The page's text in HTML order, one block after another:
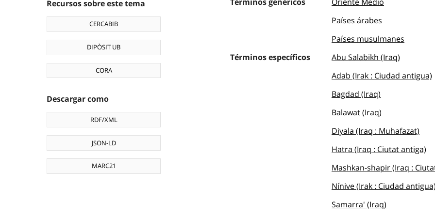
Recursos sobre este tema
CERCABIB
DIPÒSIT UB
CORA
Descargar como
RDF/XML
JSON-LD
MARC21
Países árabes
Países musulmanes
Términos específicos
Abu Salabikh (Iraq)
Adab (Irak : Ciudad antigua)
Bagdad (Iraq)
Balawat (Iraq)
Diyala (Iraq : Muhafazat)
Hatra (Iraq : Ciutat antiga)
Mashkan-shapir (Iraq :
Nínive (Irak : Ciudad antigua)
Samarra' (Iraq)